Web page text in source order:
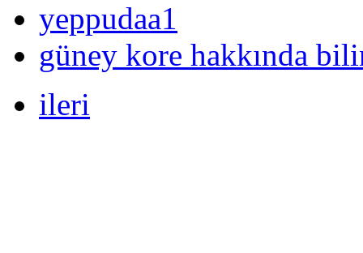
yeppudaa1
güney kore hakkında
ileri